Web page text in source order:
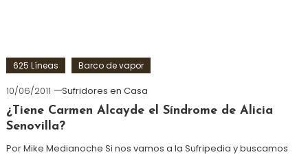
625 Líneas Barco de vapor
10/06/2011
Sufridores en Casa
¿Tiene Carmen Alcayde el Síndrome de Alicia
Senovilla?
Por Mike Medianoche Si nos vamos a la Sufripedia y buscamos